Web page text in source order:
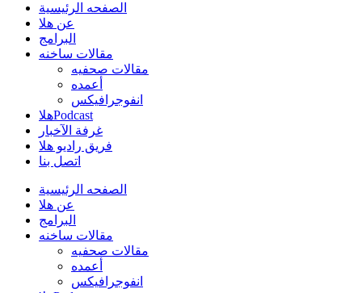
الصفحه الرئيسية
عن هلا
البرامج
مقالات ساخنه
مقالات صحفيه
أعمده
انفوجرافيكس
هلاPodcast
غرفة الآخبار
فريق راديو هلا
اتصل بنا
الصفحه الرئيسية
عن هلا
البرامج
مقالات ساخنه
مقالات صحفيه
أعمده
انفوجرافيكس